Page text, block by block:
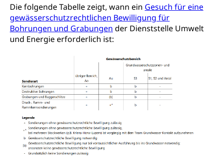
Die folgende Tabelle zeigt, wann ein Gesuch für eine
gewässerschutzrechtlichen Bewilligung für
Bohrungen und Grabungen der Dienststelle Umwelt
und Energie erforderlich ist:
Tabakprävention, Primärprävention,
Sekundärprävention, Tertiärprävention
Darmkrebsvorsorge
Gesundheitsförderung
Prävention (Polizei)
Suchtprävention
Soziale Sicherheit
Arbeitslosenversicherung,
Mutterschaftsversicherung, Krankenversicherung,
Unfallversicherung, Invalidenversicherung,
Sozialhilfe
Kranken- und Unfallversicherung
(gruezi.lu.ch)
Krankenversicherung (WAS Luzern)
Existenzsicherung - Sozialhilfe
Sucht und Drogen
Drogenabhängigkeit, Drogensucht,
Medikamentenabhängigkeit,
Arzneimittelabhängigkeit, Suchtkrankheit,
Drogenabhängige, Drogensüchtige,